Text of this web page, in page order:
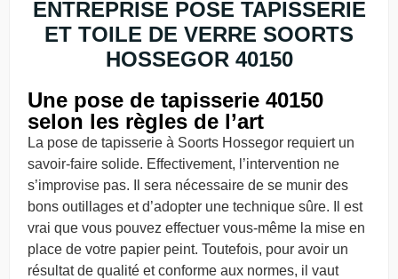
ENTREPRISE POSE TAPISSERIE
ET TOILE DE VERRE SOORTS
HOSSEGOR 40150
Une pose de tapisserie 40150
selon les règles de l’art
La pose de tapisserie à Soorts Hossegor requiert un
savoir-faire solide. Effectivement, l’intervention ne
s’improvise pas. Il sera nécessaire de se munir des
bons outillages et d’adopter une technique sûre. Il est
vrai que vous pouvez effectuer vous-même la mise en
place de votre papier peint. Toutefois, pour avoir un
résultat de qualité et conforme aux normes, il vaut